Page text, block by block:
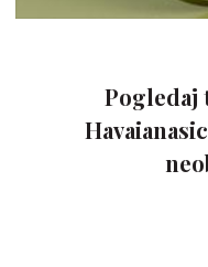
Pogledaj